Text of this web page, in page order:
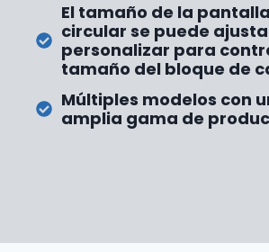
El tamaño de la pantalla
circular se puede
personalizar para
tamaño del bloque de
Múltiples modelos con
amplia gama de